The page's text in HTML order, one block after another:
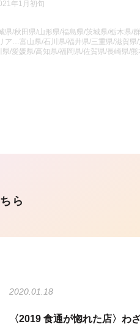
年1月初旬
/秋田県/山形県/福島県/茨城県/栃木県/
ア…富山県/石川県/福井県/三重県/滋賀県
/愛媛県/高知県/福岡県/佐賀県/長崎県/
ら
2020.01.18
〈2019 食通が惚れた店〉わ